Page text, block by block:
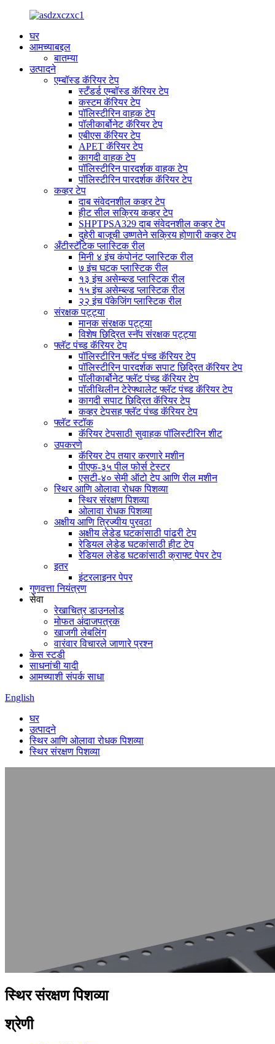
घर
आमच्याबद्दल
बातम्या
उत्पादने
एम्बॉस्ड कॅरियर टेप
स्टँडर्ड एम्बॉस्ड कॅरियर टेप
कस्टम कॅरियर टेप
पॉलिस्टीरिन वाहक टेप
पॉलीकार्बोनेट कॅरियर टेप
एबीएस कॅरियर टेप
APET कॅरियर टेप
कागदी वाहक टेप
पॉलिस्टीरिन पारदर्शक वाहक टेप
पॉलिस्टीरिन पारदर्शक कॅरियर टेप
कव्हर टेप
दाब संवेदनशील कव्हर टेप
हीट सील सक्रिय कव्हर टेप
SHPTPSA329 दाब संवेदनशील कव्हर टेप
दुहेरी बाजूची उष्णतेने सक्रिय होणारी कव्हर टेप
अँटीस्टॅटिक प्लास्टिक रील
मिनी ४ इंच कंपोनंट प्लास्टिक रील
७ इंच घटक प्लास्टिक रील
१३ इंच असेम्ब्ल्ड प्लास्टिक रील
१५ इंच असेम्ब्ल्ड प्लास्टिक रील
२२ इंच पॅकेजिंग प्लास्टिक रील
संरक्षक पट्ट्या
मानक संरक्षक पट्ट्या
विशेष छिद्रित स्नॅप संरक्षक पट्ट्या
फ्लॅट पंच्ड कॅरियर टेप
पॉलिस्टीरिन फ्लॅट पंच्ड कॅरियर टेप
पॉलिस्टीरिन पारदर्शक सपाट छिद्रित कॅरियर टेप
पॉलीकार्बोनेट फ्लॅट पंच्ड कॅरियर टेप
पॉलीथिलीन टेरेफ्थालेट फ्लॅट पंच्ड कॅरियर टेप
कागदी सपाट छिद्रित कॅरियर टेप
कव्हर टेपसह फ्लॅट पंच्ड कॅरियर टेप
फ्लॅट स्टॉक
कॅरियर टेपसाठी सुवाहक पॉलिस्टीरिन शीट
उपकरणे
कॅरियर टेप तयार करणारे मशीन
पीएफ-३५ पील फोर्स टेस्टर
एसटी-४० सेमी ऑटो टेप आणि रील मशीन
स्थिर आणि ओलावा रोधक पिशव्या
स्थिर संरक्षण पिशव्या
ओलावा रोधक पिशव्या
अक्षीय आणि त्रिज्यीय पुरवठा
अक्षीय लेडेड घटकांसाठी पांढरी टेप
रेडियल लेडेड घटकांसाठी हीट टेप
रेडियल लेडेड घटकांसाठी क्राफ्ट पेपर टेप
इतर
इंटरलाइनर पेपर
गुणवत्ता नियंत्रण
सेवा
रेखाचित्र डाउनलोड
मोफत अंदाजपत्रक
खाजगी लेबलिंग
वारंवार विचारले जाणारे प्रश्न
केस स्टडी
साधनांची यादी
आमच्याशी संपर्क साधा
English
घर
उत्पादने
स्थिर आणि ओलावा रोधक पिशव्या
स्थिर संरक्षण पिशव्या
स्थिर संरक्षण पिशव्या
श्रेणी